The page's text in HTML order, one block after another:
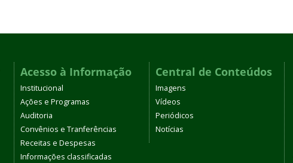
Acesso à Informação
Institucional
Ações e Programas
Auditoria
Convênios e Tranferências
Receitas e Despesas
Informações classificadas
Central de Conteúdos
Imagens
Vídeos
Periódicos
Notícias